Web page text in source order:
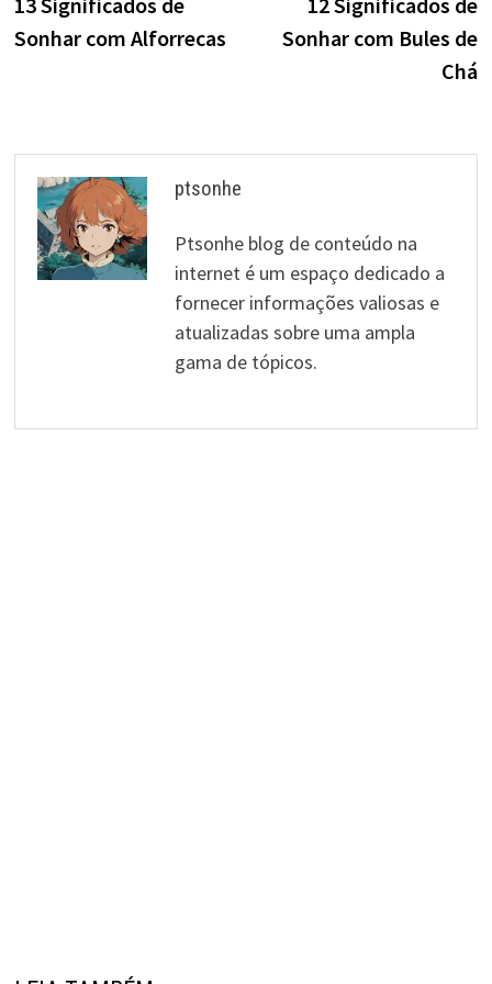
de
Sonhar com Alforrecas
Sonhar com Bules de
Chá
ptsonhe
Ptsonhe blog de conteúdo na
internet é um espaço dedicado a
fornecer informações valiosas e
atualizadas sobre uma ampla
gama de tópicos.